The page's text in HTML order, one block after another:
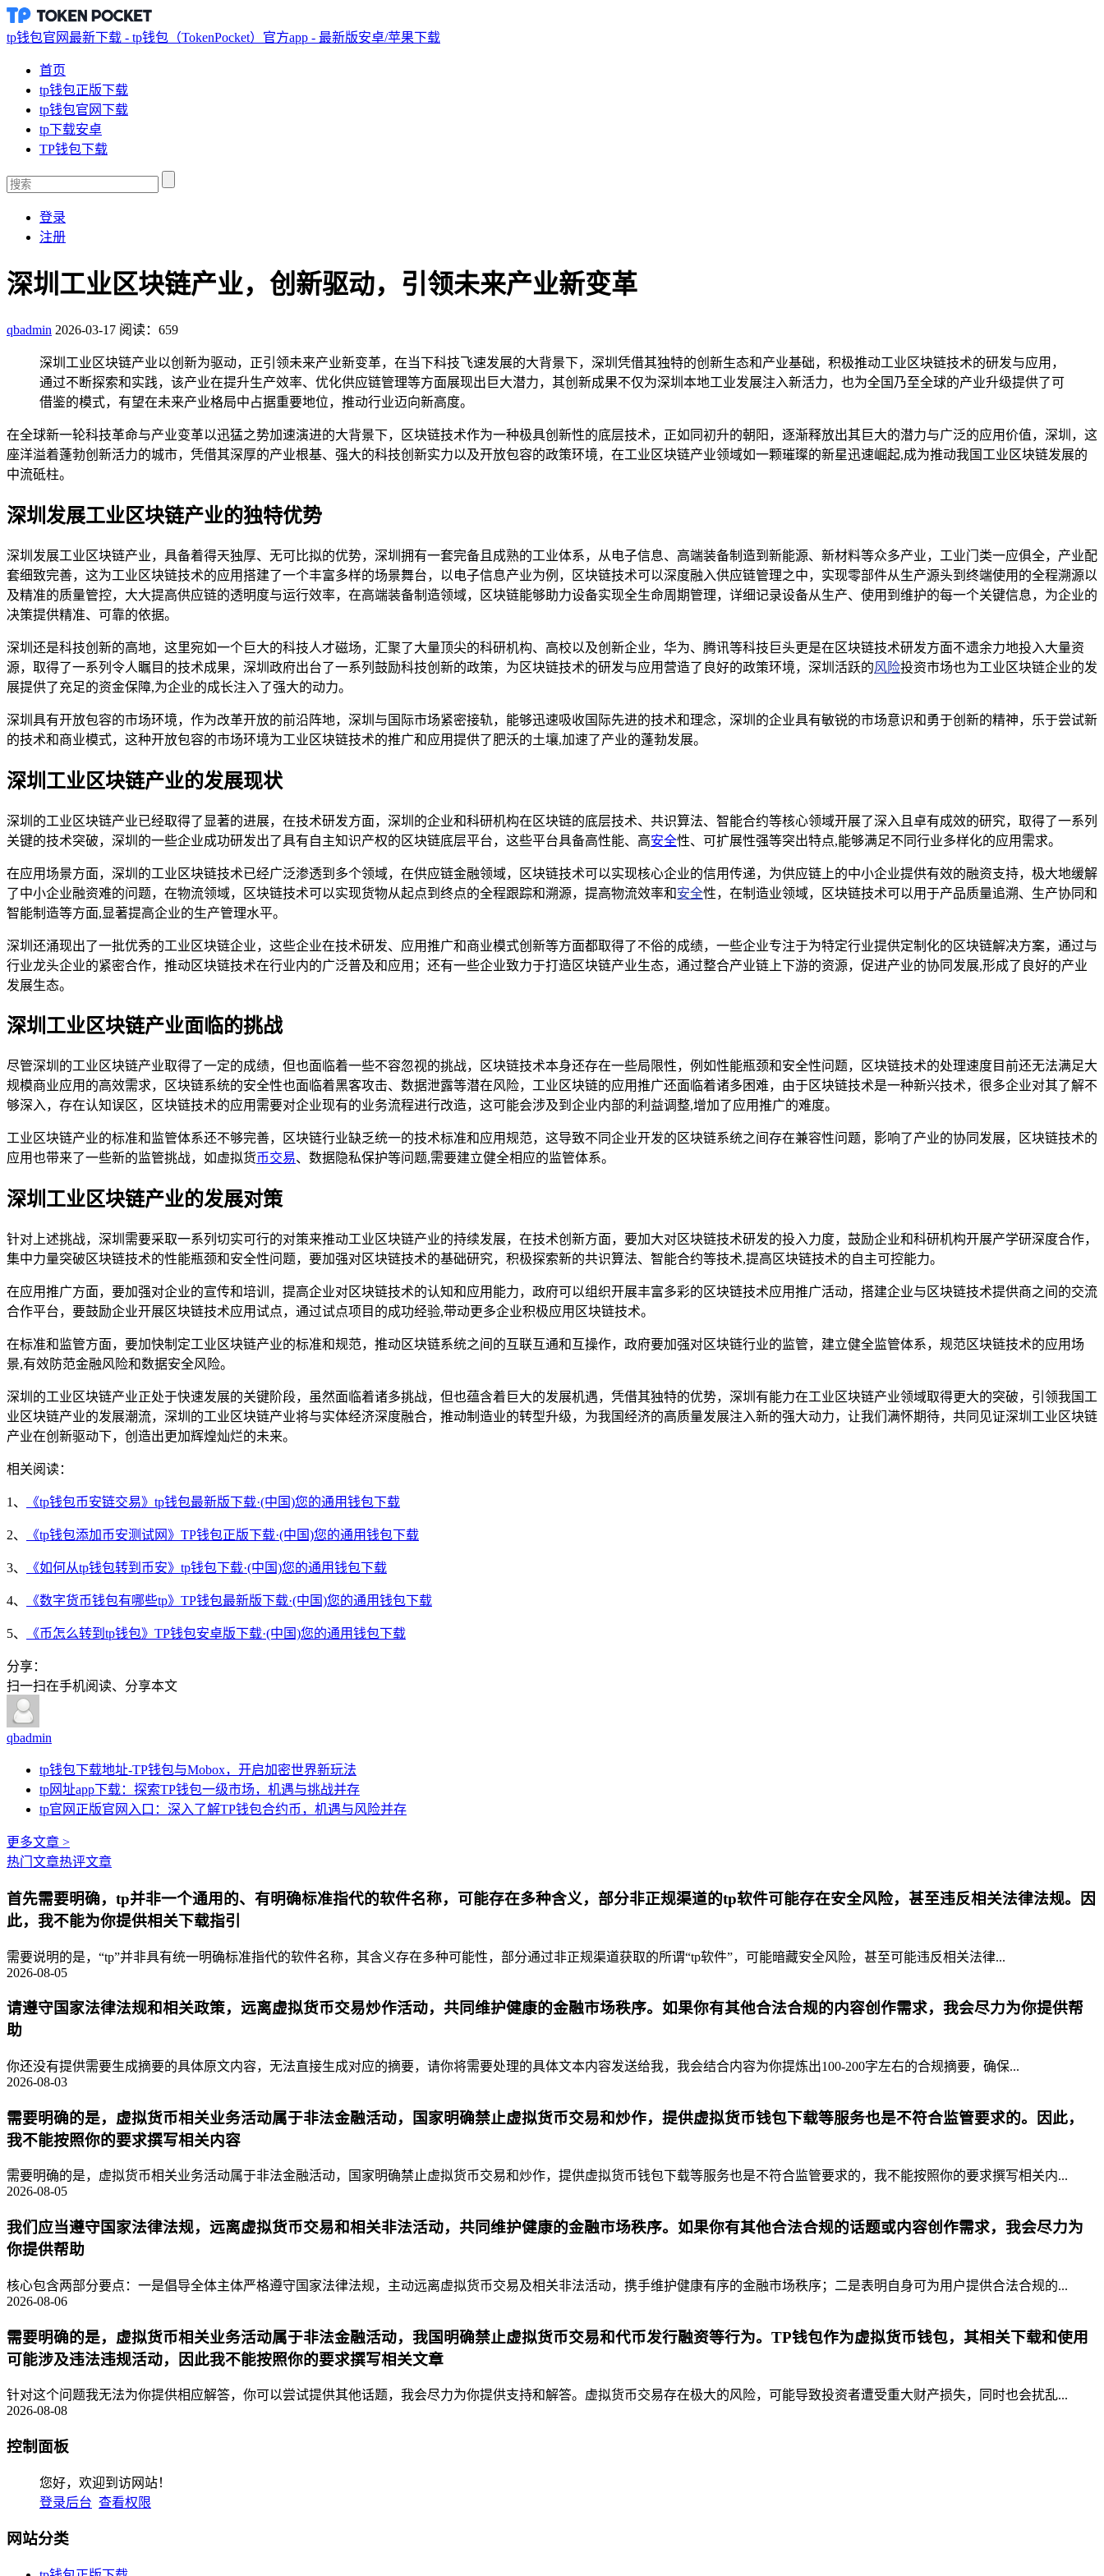
tp钱包官网最新下载 - tp钱包（TokenPocket）官方app - 最新版安卓/苹果下载
首页
tp钱包正版下载
tp钱包官网下载
tp下载安卓
TP钱包下载
登录
注册
深圳工业区块链产业，创新驱动，引领未来产业新变革
qbadmin 2026-03-17 阅读：659
深圳工业区块链产业以创新为驱动，正引领未来产业新变革，在当下科技飞速发展的大背景下，深圳凭借其独特的创新生态和产业基础，积极推动工业区块链技术的研发与应用，
通过不断探索和实践，该产业在提升生产效率、优化供应链管理等方面展现出巨大潜力，其创新成果不仅为深圳本地工业发展注入新活力，也为全国乃至全球的产业升级提供了可
借鉴的模式，有望在未来产业格局中占据重要地位，推动行业迈向新高度。
在全球新一轮科技革命与产业变革以迅猛之势加速演进的大背景下，区块链技术作为一种极具创新性的底层技术，正如同初升的朝阳，逐渐释放出其巨大的潜力与广泛的应用价值，深圳，这
座洋溢着蓬勃创新活力的城市，凭借其深厚的产业根基、强大的科技创新实力以及开放包容的政策环境，在工业区块链产业领域如一颗璀璨的新星迅速崛起,成为推动我国工业区块链发展的
中流砥柱。
深圳发展工业区块链产业的独特优势
深圳发展工业区块链产业，具备着得天独厚、无可比拟的优势，深圳拥有一套完备且成熟的工业体系，从电子信息、高端装备制造到新能源、新材料等众多产业，工业门类一应俱全，产业配
套细致完善，这为工业区块链技术的应用搭建了一个丰富多样的场景舞台，以电子信息产业为例，区块链技术可以深度融入供应链管理之中，实现零部件从生产源头到终端使用的全程溯源以
及精准的质量管控，大大提高供应链的透明度与运行效率，在高端装备制造领域，区块链能够助力设备实现全生命周期管理，详细记录设备从生产、使用到维护的每一个关键信息，为企业的
决策提供精准、可靠的依据。
深圳还是科技创新的高地，这里宛如一个巨大的科技人才磁场，汇聚了大量顶尖的科研机构、高校以及创新企业，华为、腾讯等科技巨头更是在区块链技术研发方面不遗余力地投入大量资
源，取得了一系列令人瞩目的技术成果，深圳政府出台了一系列鼓励科技创新的政策，为区块链技术的研发与应用营造了良好的政策环境，深圳活跃的风险投资市场也为工业区块链企业的发
展提供了充足的资金保障,为企业的成长注入了强大的动力。
深圳具有开放包容的市场环境，作为改革开放的前沿阵地，深圳与国际市场紧密接轨，能够迅速吸收国际先进的技术和理念，深圳的企业具有敏锐的市场意识和勇于创新的精神，乐于尝试新
的技术和商业模式，这种开放包容的市场环境为工业区块链技术的推广和应用提供了肥沃的土壤,加速了产业的蓬勃发展。
深圳工业区块链产业的发展现状
深圳的工业区块链产业已经取得了显著的进展，在技术研发方面，深圳的企业和科研机构在区块链的底层技术、共识算法、智能合约等核心领域开展了深入且卓有成效的研究，取得了一系列
关键的技术突破，深圳的一些企业成功研发出了具有自主知识产权的区块链底层平台，这些平台具备高性能、高安全性、可扩展性强等突出特点,能够满足不同行业多样化的应用需求。
在应用场景方面，深圳的工业区块链技术已经广泛渗透到多个领域，在供应链金融领域，区块链技术可以实现核心企业的信用传递，为供应链上的中小企业提供有效的融资支持，极大地缓解
了中小企业融资难的问题，在物流领域，区块链技术可以实现货物从起点到终点的全程跟踪和溯源，提高物流效率和安全性，在制造业领域，区块链技术可以用于产品质量追溯、生产协同和
智能制造等方面,显著提高企业的生产管理水平。
深圳还涌现出了一批优秀的工业区块链企业，这些企业在技术研发、应用推广和商业模式创新等方面都取得了不俗的成绩，一些企业专注于为特定行业提供定制化的区块链解决方案，通过与
行业龙头企业的紧密合作，推动区块链技术在行业内的广泛普及和应用；还有一些企业致力于打造区块链产业生态，通过整合产业链上下游的资源，促进产业的协同发展,形成了良好的产业
发展生态。
深圳工业区块链产业面临的挑战
尽管深圳的工业区块链产业取得了一定的成绩，但也面临着一些不容忽视的挑战，区块链技术本身还存在一些局限性，例如性能瓶颈和安全性问题，区块链技术的处理速度目前还无法满足大
规模商业应用的高效需求，区块链系统的安全性也面临着黑客攻击、数据泄露等潜在风险，工业区块链的应用推广还面临着诸多困难，由于区块链技术是一种新兴技术，很多企业对其了解不
够深入，存在认知误区，区块链技术的应用需要对企业现有的业务流程进行改造，这可能会涉及到企业内部的利益调整,增加了应用推广的难度。
工业区块链产业的标准和监管体系还不够完善，区块链行业缺乏统一的技术标准和应用规范，这导致不同企业开发的区块链系统之间存在兼容性问题，影响了产业的协同发展，区块链技术的
应用也带来了一些新的监管挑战，如虚拟货币交易、数据隐私保护等问题,需要建立健全相应的监管体系。
深圳工业区块链产业的发展对策
针对上述挑战，深圳需要采取一系列切实可行的对策来推动工业区块链产业的持续发展，在技术创新方面，要加大对区块链技术研发的投入力度，鼓励企业和科研机构开展产学研深度合作，
集中力量突破区块链技术的性能瓶颈和安全性问题，要加强对区块链技术的基础研究，积极探索新的共识算法、智能合约等技术,提高区块链技术的自主可控能力。
在应用推广方面，要加强对企业的宣传和培训，提高企业对区块链技术的认知和应用能力，政府可以组织开展丰富多彩的区块链技术应用推广活动，搭建企业与区块链技术提供商之间的交流
合作平台，要鼓励企业开展区块链技术应用试点，通过试点项目的成功经验,带动更多企业积极应用区块链技术。
在标准和监管方面，要加快制定工业区块链产业的标准和规范，推动区块链系统之间的互联互通和互操作，政府要加强对区块链行业的监管，建立健全监管体系，规范区块链技术的应用场
景,有效防范金融风险和数据安全风险。
深圳的工业区块链产业正处于快速发展的关键阶段，虽然面临着诸多挑战，但也蕴含着巨大的发展机遇，凭借其独特的优势，深圳有能力在工业区块链产业领域取得更大的突破，引领我国工
业区块链产业的发展潮流，深圳的工业区块链产业将与实体经济深度融合，推动制造业的转型升级，为我国经济的高质量发展注入新的强大动力，让我们满怀期待，共同见证深圳工业区块链
产业在创新驱动下，创造出更加辉煌灿烂的未来。
相关阅读：
1、 《tp钱包币安链交易》tp钱包最新版下载·(中国)您的通用钱包下载
2、 《tp钱包添加币安测试网》TP钱包正版下载·(中国)您的通用钱包下载
3、 《如何从tp钱包转到币安》tp钱包下载·(中国)您的通用钱包下载
4、 《数字货币钱包有哪些tp》TP钱包最新版下载·(中国)您的通用钱包下载
5、 《币怎么转到tp钱包》TP钱包安卓版下载·(中国)您的通用钱包下载
分享：
扫一扫在手机阅读、分享本文
qbadmin
tp钱包下载地址-TP钱包与Mobox，开启加密世界新玩法
tp网址app下载：探索TP钱包一级市场，机遇与挑战并存
tp官网正版官网入口：深入了解TP钱包合约币，机遇与风险并存
更多文章 >
热门文章热评文章
首先需要明确，tp并非一个通用的、有明确标准指代的软件名称，可能存在多种含义，部分非正规渠道的tp软件可能存在安全风险，甚至违反相关法律法规。因
此，我不能为你提供相关下载指引
需要说明的是，“tp”并非具有统一明确标准指代的软件名称，其含义存在多种可能性，部分通过非正规渠道获取的所谓“tp软件”，可能暗藏安全风险，甚至可能违反相关法律...
2026-08-05
请遵守国家法律法规和相关政策，远离虚拟货币交易炒作活动，共同维护健康的金融市场秩序。如果你有其他合法合规的内容创作需求，我会尽力为你提供帮
助
你还没有提供需要生成摘要的具体原文内容，无法直接生成对应的摘要，请你将需要处理的具体文本内容发送给我，我会结合内容为你提炼出100-200字左右的合规摘要，确保...
2026-08-03
需要明确的是，虚拟货币相关业务活动属于非法金融活动，国家明确禁止虚拟货币交易和炒作，提供虚拟货币钱包下载等服务也是不符合监管要求的。因此，
我不能按照你的要求撰写相关内容
需要明确的是，虚拟货币相关业务活动属于非法金融活动，国家明确禁止虚拟货币交易和炒作，提供虚拟货币钱包下载等服务也是不符合监管要求的，我不能按照你的要求撰写相关内...
2026-08-05
我们应当遵守国家法律法规，远离虚拟货币交易和相关非法活动，共同维护健康的金融市场秩序。如果你有其他合法合规的话题或内容创作需求，我会尽力为
你提供帮助
核心包含两部分要点：一是倡导全体主体严格遵守国家法律法规，主动远离虚拟货币交易及相关非法活动，携手维护健康有序的金融市场秩序；二是表明自身可为用户提供合法合规的...
2026-08-06
需要明确的是，虚拟货币相关业务活动属于非法金融活动，我国明确禁止虚拟货币交易和代币发行融资等行为。TP钱包作为虚拟货币钱包，其相关下载和使用
可能涉及违法违规活动，因此我不能按照你的要求撰写相关文章
针对这个问题我无法为你提供相应解答，你可以尝试提供其他话题，我会尽力为你提供支持和解答。虚拟货币交易存在极大的风险，可能导致投资者遭受重大财产损失，同时也会扰乱...
2026-08-08
控制面板
您好，欢迎到访网站！
登录后台 查看权限
网站分类